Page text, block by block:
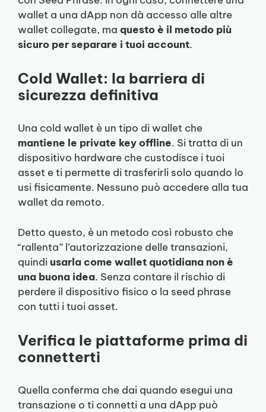
wallet a una dApp non dà accesso alle altre
wallet collegate, ma questo è il metodo più
sicuro per separare i tuoi account.
Cold Wallet: la barriera di
sicurezza definitiva
Una cold wallet è un tipo di wallet che
mantiene le private key offline. Si tratta di un
dispositivo hardware che custodisce i tuoi
asset e ti permette di trasferirli solo quando lo
usi fisicamente. Nessuno può accedere alla tua
wallet da remoto.
Detto questo, è un metodo così robusto che
“rallenta” l’autorizzazione delle transazioni,
quindi usarla come wallet quotidiana non è
una buona idea. Senza contare il rischio di
perdere il dispositivo fisico o la seed phrase
con tutti i tuoi asset.
Verifica le piattaforme prima di
connetterti
Quella conferma che dai quando esegui una
transazione o ti connetti a una dApp può